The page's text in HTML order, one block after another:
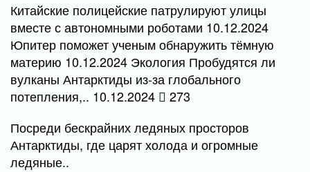
Китайские полицейские патрулируют улицы
вместе с автономными роботами 10.12.2024
Юпитер поможет ученым обнаружить тёмную
материю 10.12.2024 Экология Пробудятся ли
вулканы Антарктиды из-за глобального
потепления,.. 10.12.2024
273
Посреди бескрайних ледяных просторов
Антарктиды, где царят холода и огромные
ледяные..